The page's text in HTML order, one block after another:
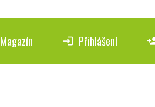
Magazín login Přihlášení